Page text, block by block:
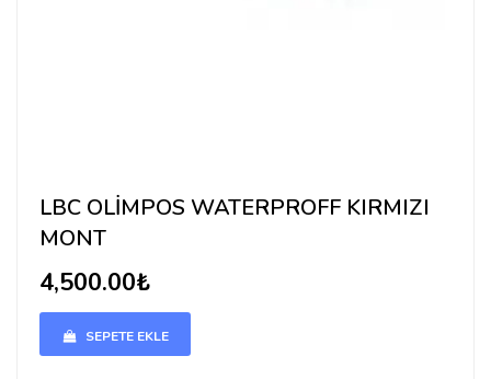
LBC OLİMPOS WATERPROFF KIRMIZI
MONT
4,500.00₺
SEPETE EKLE